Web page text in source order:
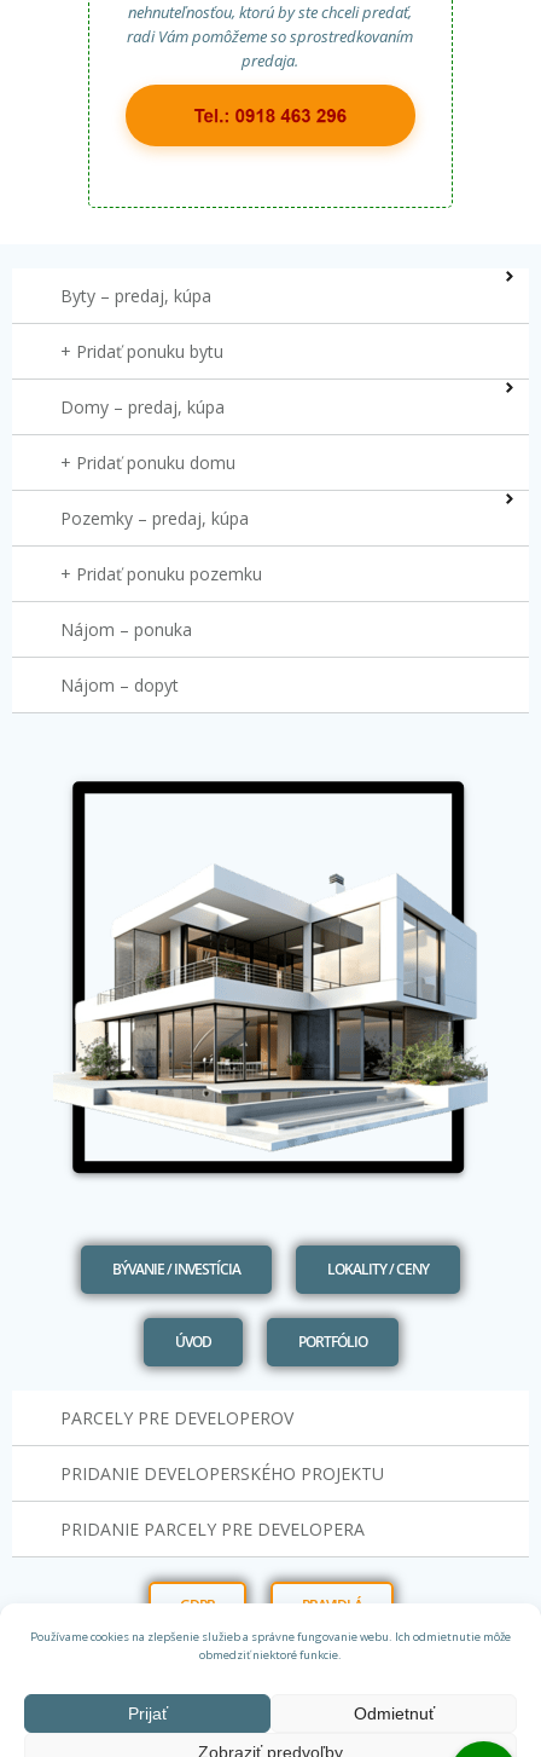
Používame cookies na zlepšenie služieb a správne fungovanie webu. Ich odmietnutie môže
obmedziť niektoré funkcie.
Prijať
Odmietnuť
Zobraziť predvoľby
nehnuteľnosťou, ktorú by ste chceli predať,
radi Vám pomôžeme so sprostredkovaním
predaja.
Byty – predaj, kúpa
+ Pridať ponuku bytu
Domy – predaj, kúpa
+ Pridať ponuku domu
Pozemky – predaj, kúpa
+ Pridať ponuku pozemku
Nájom – ponuka
Nájom – dopyt
BÝVANIE / INVESTÍCIA LOKALITY / CENY
ÚVOD PORTFÓLIO
PARCELY PRE DEVELOPEROV
PRIDANIE DEVELOPERSKÉHO PROJEKTU
PRIDANIE PARCELY PRE DEVELOPERA
GDPR PRAVIDLÁ